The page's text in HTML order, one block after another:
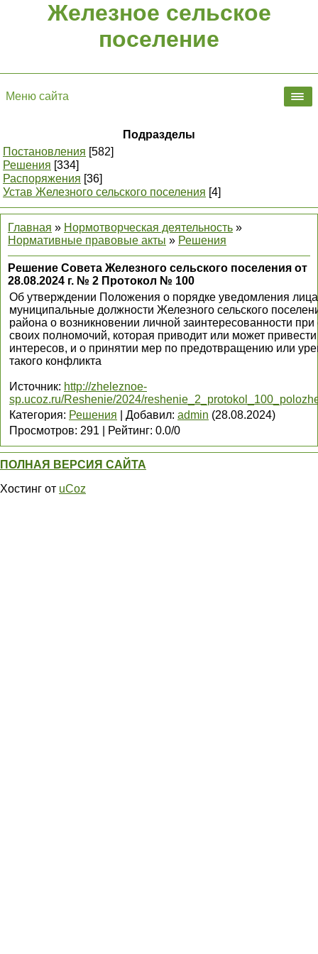
Железное сельское
поселение
Меню сайта
Подразделы
Постановления [582]
Решения [334]
Распоряжения [36]
Устав Железного сельского поселения [4]
Главная » Нормотворческая деятельность »
Нормативные правовые акты » Решения
Решение Совета Железного сельского поселения от
28.08.2024 г. № 2 Протокол № 100
Об утверждении Положения о порядке уведомления
муниципальные должности Железного сельского
района о возникновении личной заинтересованности
своих полномочий, которая приводит или может
интересов, и о принятии мер по предотвращению или
такого конфликта
Источник: http://zheleznoe-
sp.ucoz.ru/Reshenie/2024/
Категория: Решения Добавил: admin (28.08.2024)
Просмотров: 291 Рейтинг: 0.0/0
ПОЛНАЯ ВЕРСИЯ САЙТА
Хостинг от uCoz